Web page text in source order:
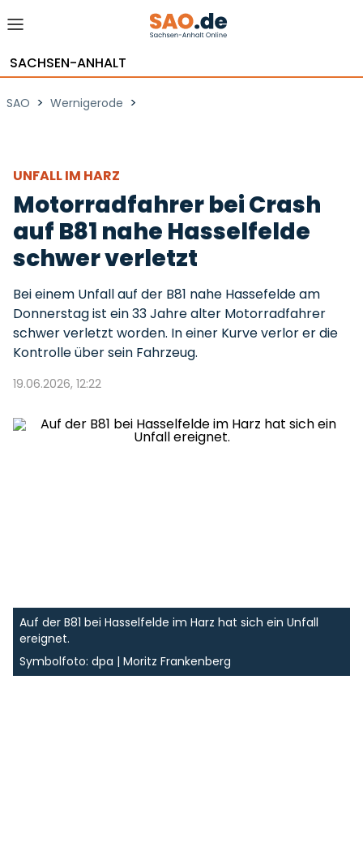
SACHSEN-ANHALT
SAO > Wernigerode >
UNFALL IM HARZ
Motorradfahrer bei Crash
auf B81 nahe Hasselfelde
schwer verletzt
Bei einem Unfall auf der B81 nahe Hassefelde am
Donnerstag ist ein 33 Jahre alter Motorradfahrer
schwer verletzt worden. In einer Kurve verlor er die
Kontrolle über sein Fahrzeug.
19.06.2026, 12:22
Auf der B81 bei Hasselfelde im Harz hat sich ein Unfall
ereignet.
Symbolfoto: dpa | Moritz Frankenberg